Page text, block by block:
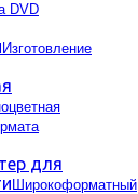
DVD
Изготовление
для
Широкоформатный